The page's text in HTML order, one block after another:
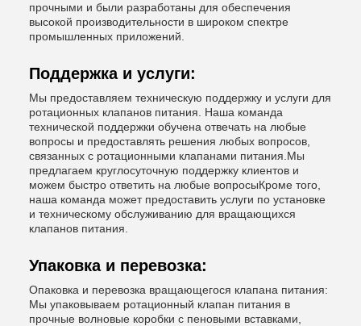
прочными и были разработаны для обеспечения
высокой производительности в широком спектре
промышленных приложений.
Поддержка и услуги:
Мы предоставляем техническую поддержку и услуги для
ротационных клапанов питания. Наша команда
технической поддержки обучена отвечать на любые
вопросы и предоставлять решения любых вопросов,
связанных с ротационными клапанами питания.Мы
предлагаем круглосуточную поддержку клиентов и
можем быстро ответить на любые вопросыКроме того,
наша команда может предоставить услуги по установке
и техническому обслуживанию для вращающихся
клапанов питания.
Упаковка и перевозка:
Опаковка и перевозка вращающегося клапана питания:
Мы упаковываем ротационный клапан питания в
прочные волновые коробки с пеновыми вставками,